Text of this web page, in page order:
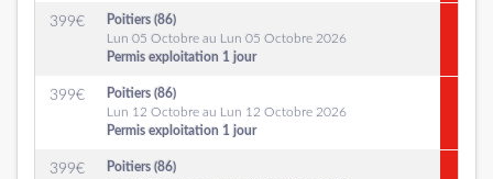
399€
Poitiers (86)
Lun 05 Octobre au Lun 05 Octobre 2026
Permis exploitation 1 jour
399€
Poitiers (86)
Lun 12 Octobre au Lun 12 Octobre 2026
Permis exploitation 1 jour
399€
Poitiers (86)